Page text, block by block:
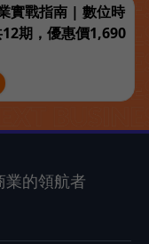
實戰指南 | 數位時
期，優惠價1,690
業的領航者